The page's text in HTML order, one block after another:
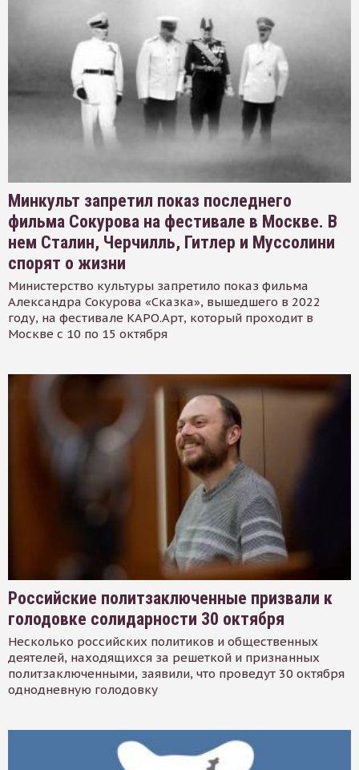
Минкульт запретил показ последнего
фильма Сокурова на фестивале в Москве. В
нем Сталин, Черчилль, Гитлер и Муссолини
спорят о жизни
Министерство культуры запретило показ фильма
Александра Сокурова «Сказка», вышедшего в 2022
году, на фестивале КАРО.Арт, который проходит в
Москве с 10 по 15 октября
Российские политзаключенные призвали к
голодовке солидарности 30 октября
Несколько российских политиков и общественных
деятелей, находящихся за решеткой и признанных
политзаключенными, заявили, что проведут 30 октября
однодневную голодовку